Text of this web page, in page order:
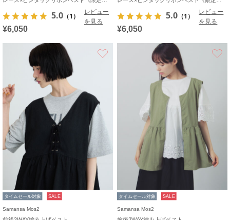
5.0 （1）
レビュー
を見る
¥6,050
5.0 （1）
レビュー
を見る
¥6,050
タイムセール対象 SALE
Samansa Mos2
タイムセール対象 SALE
Samansa Mos2